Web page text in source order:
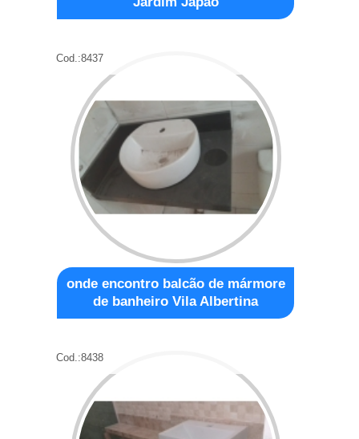
Cod.:8437
onde encontro balcão de mármore
de banheiro Vila Albertina
Cod.:8438